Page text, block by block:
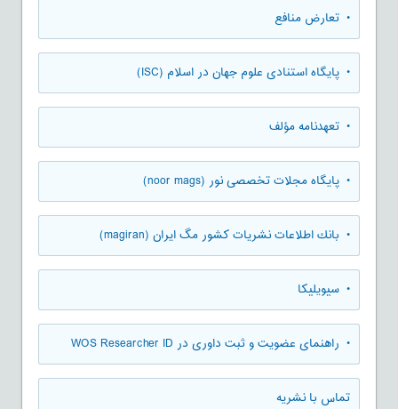
• تعارض منافع
• پایگاه استنادی علوم جهان در اسلام (ISC)
• تعهدنامه مؤلف
• پایگاه مجلات تخصصی نور (noor mags)
• بانك اطلاعات نشريات كشور مگ ايران (magiran)
• سیویلیکا
• راهنمای عضویت و ثبت داوری در WOS Researcher ID
تماس با نشریه